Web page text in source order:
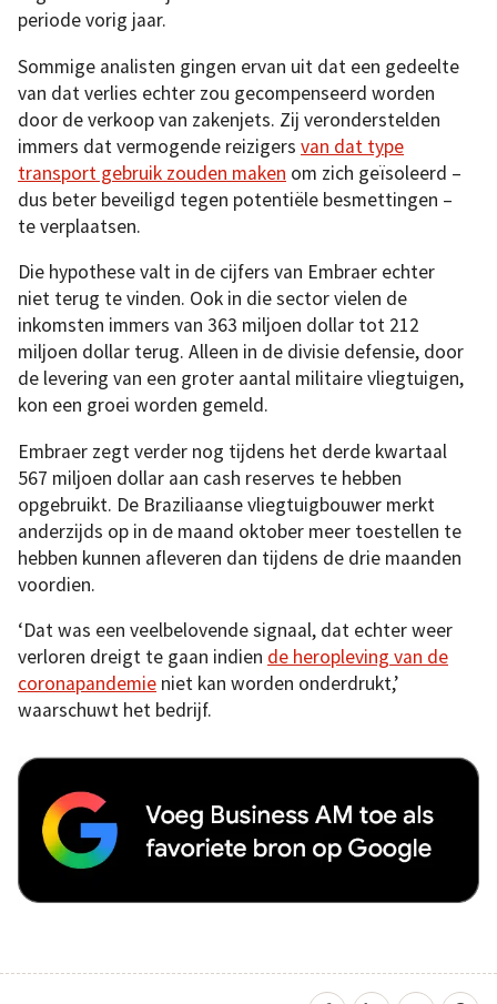
periode vorig jaar.
Sommige analisten gingen ervan uit dat een gedeelte
van dat verlies echter zou gecompenseerd worden
door de verkoop van zakenjets. Zij veronderstelden
immers dat vermogende reizigers van dat type
transport gebruik zouden maken om zich geïsoleerd –
dus beter beveiligd tegen potentiële besmettingen –
te verplaatsen.
Die hypothese valt in de cijfers van Embraer echter
niet terug te vinden. Ook in die sector vielen de
inkomsten immers van 363 miljoen dollar tot 212
miljoen dollar terug. Alleen in de divisie defensie, door
de levering van een groter aantal militaire vliegtuigen,
kon een groei worden gemeld.
Embraer zegt verder nog tijdens het derde kwartaal
567 miljoen dollar aan cash reserves te hebben
opgebruikt. De Braziliaanse vliegtuigbouwer merkt
anderzijds op in de maand oktober meer toestellen te
hebben kunnen afleveren dan tijdens de drie maanden
voordien.
‘Dat was een veelbelovende signaal, dat echter weer
verloren dreigt te gaan indien de heropleving van de
coronapandemie niet kan worden onderdrukt,’
waarschuwt het bedrijf.